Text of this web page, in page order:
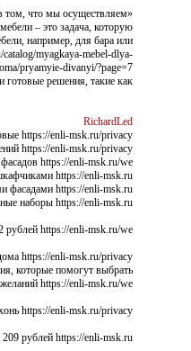
том, что мы осуществляем
– это задача, которую
например, для бара или
myagkaya-mebel-dlya-
pryamyie-divanyi/?page=7
решения, такие как:
RichardLed
https://enli-msk.ru/privacy
https://enli-msk.ru/privacy
https://enli-msk.ru/we
https://enli-msk.ru/
фасадами https://enli-msk.ru/
наборы https://enli-msk.ru/
рублей https://enli-msk.ru/we
https://enli-msk.ru/privacy
которые помогут выбрать
https://enli-msk.ru/we
https://enli-msk.ru/privacy
рублей https://enli-msk.ru/